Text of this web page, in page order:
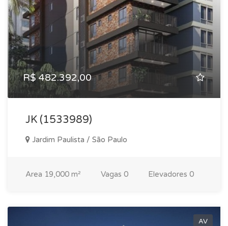
R$ 482.392,00
JK (1533989)
Jardim Paulista / São Paulo
Area 19,000 m² Vagas 0 Elevadores 0
AV